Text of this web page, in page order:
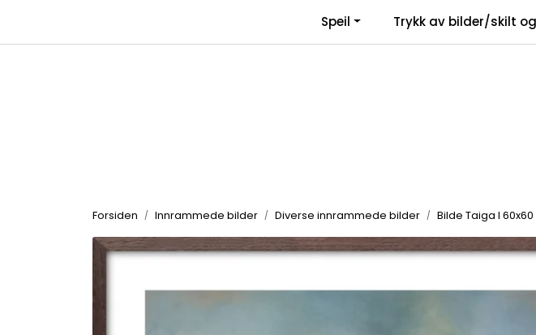
Speil Trykk av bilder/skilt
Forsiden Innrammede bilder Diverse innrammede bilder Bilde Taiga I 60x60